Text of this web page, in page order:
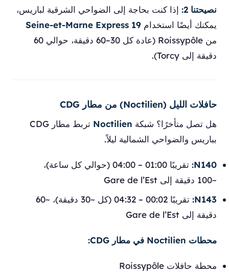
نصيحتنا 2:
إذا كنت بحاجة إلى الضواحي الشرقية لباريس،
يمكنك أيضًا استخدام Seine-et-Marne Express 19
من Roissypôle (عادة كل 30–60 دقيقة، حوالي 60
دقيقة إلى Torcy).
حافلات الليل (Noctilien) من مطار CDG
هل تصل متأخرًا؟ شبكة Noctilien
تربط مطار CDG
بباريس والضواحي الشمالية ليلاً.
N140:
تقريبًا 01:00 – 04:00 (حوالي كل ساعة)،
~100 دقيقة إلى Gare de l’Est
N143:
تقريبًا 00:02 – 04:32 (كل ~30 دقيقة)، ~60
دقيقة إلى Gare de l’Est
محطات Noctilien في مطار CDG:
محطة حافلات Roissypôle